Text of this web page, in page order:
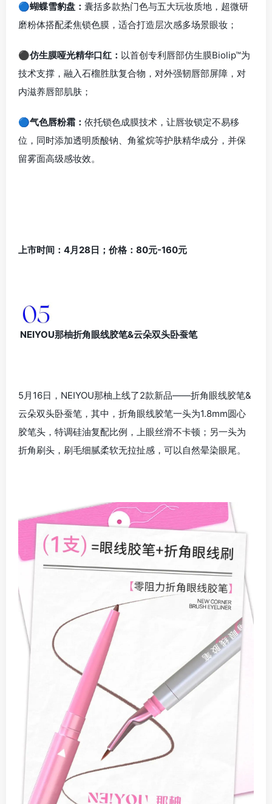
🔵蝴蝶雪豹盘： 囊括多款热门色与五大玩妆质地，超微研
磨粉体搭配柔焦锁色膜，适合打造层次感多场景眼妆；
⚫仿生膜哑光精华口红： 以首创专利唇部仿生膜Biolip™为
技术支撑，融入石榴胜肽复合物，对外强韧唇部屏障，对
内滋养唇部肌肤；
🔵气色唇粉霜： 依托锁色成膜技术，让唇妆锁定不易移
位，同时添加透明质酸钠、角鲨烷等护肤精华成分，并保
留雾面高级感妆效。
上市时间：4月28日；价格：80元-160元
NEIYOU那柚折角眼线胶笔&云朵双头卧蚕笔
5月16日，NEIYOU那柚上线了2款新品——折角眼线胶笔&
云朵双头卧蚕笔，其中，折角眼线胶笔一头为1.8mm圆心
胶笔头，特调硅油复配比例，上眼丝滑不卡顿；另一头为
折角刷头，刷毛细腻柔软无拉扯感，可以自然晕染眼尾。